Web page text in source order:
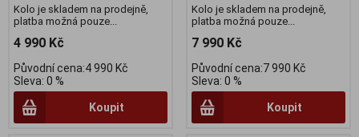
Kolo je skladem na prodejně,
platba možná pouze...
4 990 Kč
Původní cena:4 990 Kč
Sleva: 0 %
Koupit
Kolo je skladem na prodejně,
platba možná pouze...
7 990 Kč
Původní cena:7 990 Kč
Sleva: 0 %
Koupit